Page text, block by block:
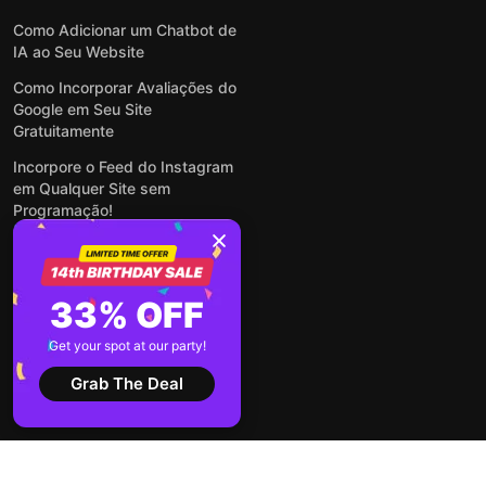
Como Adicionar um Chatbot de
IA ao Seu Website
Como Incorporar Avaliações do
Google em Seu Site
Gratuitamente
Incorpore o Feed do Instagram
em Qualquer Site sem
Programação!
Como Incorporar Formulários
em Qualquer Site Online e
Gratuitamente
Como Criar Formulário para
WordPress: Simples e Rápido
Ver todas publicações
33% OFF
Get your spot at our party!
Grab The Deal